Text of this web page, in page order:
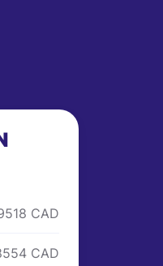
CAD
CAD